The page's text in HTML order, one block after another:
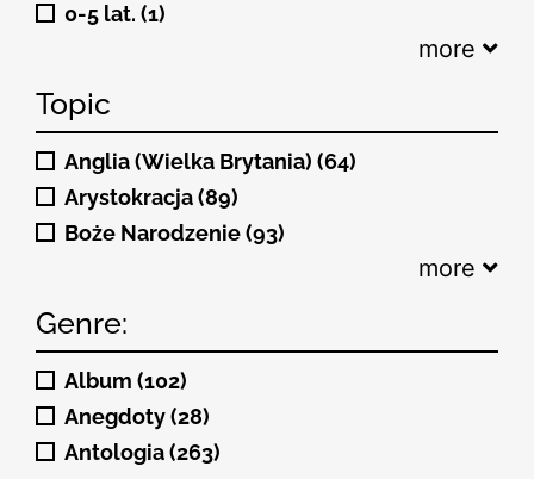
0-5 lat. (1)
more
Topic
Anglia (Wielka Brytania) (64)
Arystokracja (89)
Boże Narodzenie (93)
more
Genre:
Album (102)
Anegdoty (28)
Antologia (263)